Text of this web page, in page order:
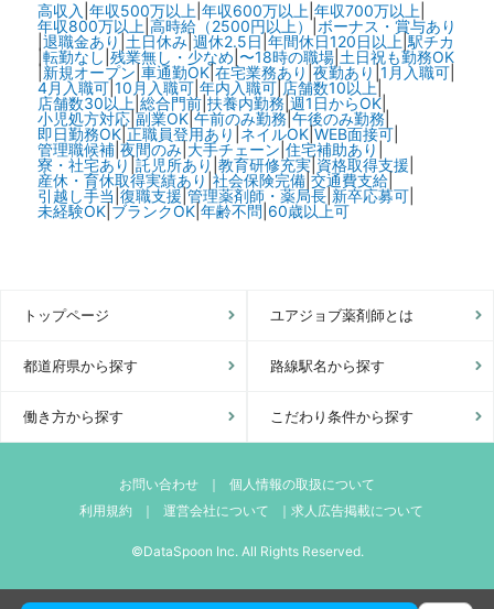
高収入 年収500万以上 年収600万以上 年収700万以上
年収800万以上 高時給（2500円以上）| ボーナス・賞与あり
退職金あり 土日休み| 週休2.5日 年間休日120日以上 駅チカ
|転勤なし 残業無し・少なめ 〜18時の職場| 土日祝も勤務OK
|新規オープン 車通勤OK|在宅業務あり 夜勤あり 1月入職可|
4月入職可| 10月入職可| 年内入職可| 店舗数10以上|
店舗数30以上 総合門前| 扶養内勤務 週1日からOK|
小児処方対応| 副業OK| 午前のみ勤務| 午後のみ勤務|
即日勤務OK| 正職員登用あり ネイルOK| WEB面接可|
管理職候補| 夜間のみ| 大手チェーン 住宅補助あり
寮・社宅あり 託児所あり 教育研修充実| 資格取得支援
産休・育休取得実績あり 社会保険完備| 交通費支給|
引越し手当 復職支援 |管理薬剤師・薬局長| 新卒応募可|
未経験OK| ブランクOK| 年齢不問 60歳以上可
トップページ ユアジョブ薬剤師とは
都道府県から探す 路線駅名から探す
働き方から探す こだわり条件から探す
お問い合わせ ｜
個人情報の取扱について
利用規約
｜ 運営会社について ｜ 求人広告掲載について
©DataSpoon Inc. All Rights Reserved.